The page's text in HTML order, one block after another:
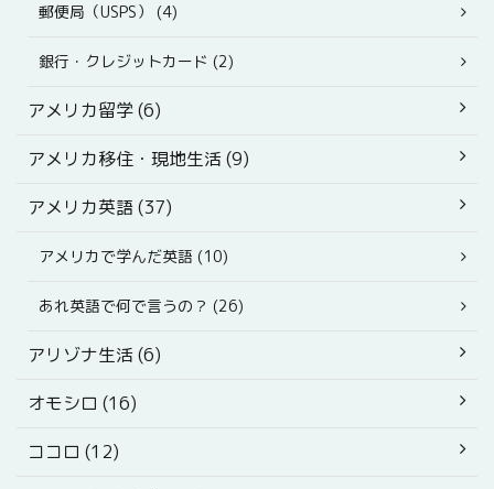
郵便局（USPS） (4)
銀行・クレジットカード (2)
アメリカ留学 (6)
アメリカ移住・現地生活 (9)
アメリカ英語 (37)
アメリカで学んだ英語 (10)
あれ英語で何で言うの？ (26)
アリゾナ生活 (6)
オモシロ (16)
ココロ (12)